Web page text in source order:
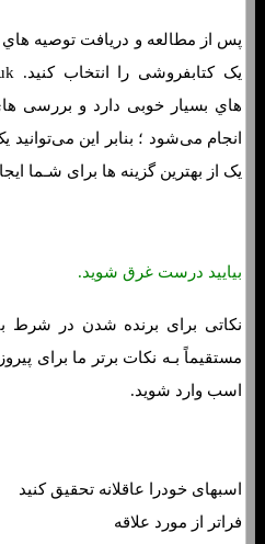
پس از مطالعه و دریافت توصیه
هاي‌ بسیار خوبی دارد و بررسی
انجام می‌شود ؛ بنابر این می‌توانید
یک از بهترین گزینه ها برای شـما
بیایید درست غرق شوید.
نکاتی برای برنده شدن در شرط
مستقیماً بـه نکات برتر ما برای
اسب وارد شوید.
اسبهای خودرا عاقلانه تحقیق کنید
فراتر از مورد علاقه